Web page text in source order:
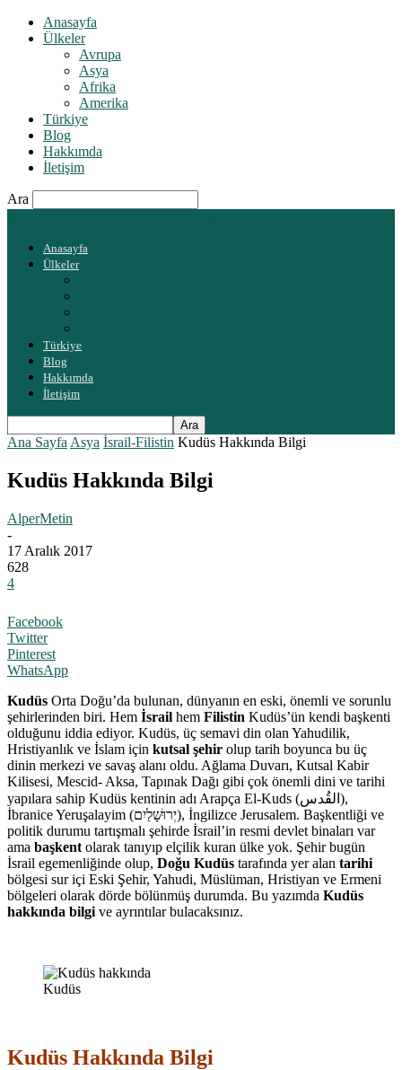
Anasayfa
Ülkeler
Avrupa
Asya
Afrika
Amerika
Türkiye
Blog
Hakkımda
İletişim
Ara
Anasayfa
Ülkeler
Türkiye
Blog
Hakkımda
İletişim
Ana Sayfa Asya İsrail-Filistin Kudüs Hakkında Bilgi
Kudüs Hakkında Bilgi
AlperMetin
-
17 Aralık 2017
628
4
Facebook
Twitter
Pinterest
WhatsApp
Kudüs Orta Doğu’da bulunan, dünyanın en eski, önemli ve sorunlu
şehirlerinden biri. Hem İsrail hem Filistin Kudüs’ün kendi başkenti
olduğunu iddia ediyor. Kudüs, üç semavi din olan Yahudilik,
Hristiyanlık ve İslam için kutsal şehir olup tarih boyunca bu üç
dinin merkezi ve savaş alanı oldu. Ağlama Duvarı, Kutsal Kabir
Kilisesi, Mescid- Aksa, Tapınak Dağı gibi çok önemli dini ve tarihi
yapılara sahip Kudüs kentinin adı Arapça El-Kuds (القُدس),
İbranice Yeruşalayim (יְרוּשָׁלַיִם), İngilizce Jerusalem. Başkentliği ve
politik durumu tartışmalı şehirde İsrail’in resmi devlet binaları var
ama başkent olarak tanıyıp elçilik kuran ülke yok. Şehir bugün
İsrail egemenliğinde olup, Doğu Kudüs tarafında yer alan tarihi
bölgesi sur içi Eski Şehir, Yahudi, Müslüman, Hristiyan ve Ermeni
bölgeleri olarak dörde bölünmüş durumda. Bu yazımda Kudüs
hakkında bilgi ve ayrıntılar bulacaksınız.
Kudüs
Kudüs Hakkında Bilgi